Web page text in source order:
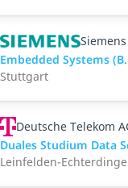
Siemens
Embedded Systems
Stuttgart
Deutsche Telekom
Duales Studium Data
Leinfelden-